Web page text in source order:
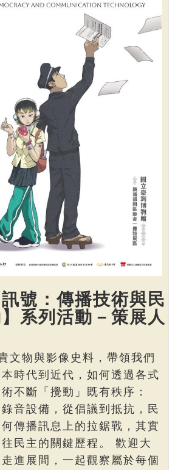
訊號：傳播技術與民
系列活動－策展人
文物與影像史料，帶領我們
時代到近代，如何透過各式
不斷「攪動」既有秩序：
音設備，從倡議到抵抗，民
傳播訊息上的拉鋸戰，其實
民主的關鍵歷程。 歡迎大
進展間，一起觀察屬於每個